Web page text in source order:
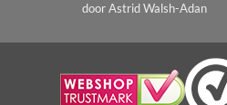
Gewaardeerd
door Astrid Walsh-Adan